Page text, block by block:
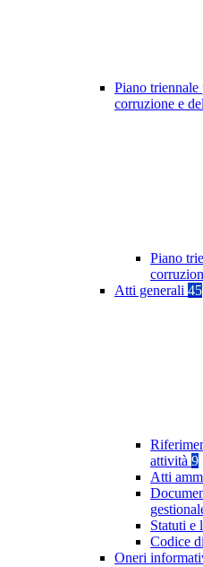
Piano triennale
corruzione e
Piano
Atti generali 45
attività 9
Atti
Statuti e
Codice
Oneri